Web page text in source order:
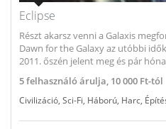
Eclipse
Részt akarsz venni a Galaxis
Dawn for the Galaxy az utóbbi
2011. őszén jelent meg és pár
5felhasználó árulja, 10 000 Ft-tól
Civilizáció Sci-Fi Háború Harc